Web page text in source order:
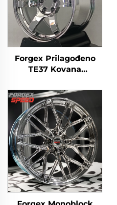
Forgex Prilagođeno
TE37 Kovana
20 Inča Duboki Usta
5x114.3 5x120 za 350Z
370Z Supra Civic IS
BMW F30 G20 F32 G22
M3 M4